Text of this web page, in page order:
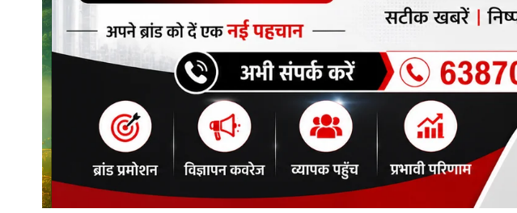
Contacts
इतिहास \ साहित्य
शिक्षा\रोजगार
मनोरंजन
स्वास्थ्य\लाइफस्टाइल